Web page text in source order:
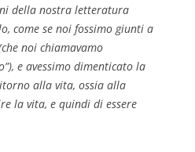
della nostra letteratura
come se noi fossimo giunti a
noi chiamavamo
e avessimo dimenticato la
alla vita, ossia alla
la vita, e quindi di essere